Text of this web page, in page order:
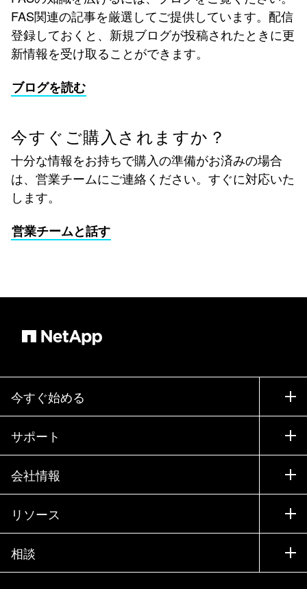
FAS関連の記事を厳選してご提供しています。配信
登録しておくと、新規ブログが投稿されたときに更
新情報を受け取ることができます。
ブログを読む
今すぐご購入されますか？
十分な情報をお持ちで購入の準備がお済みの場合
は、営業チームにご連絡ください。すぐに対応いた
します。
営業チームと話す
今すぐ始める
購入方法
営業チームへのお問い合わせ
パートナーを検索
エグゼクティブ ブリーフィング
製品A-Z
サポート
サポート
トレーニング
ドキュメント
ナレッジ ベース
コミュニティ
会社情報
会社情報
パートナー
採用情報
リソース
ニュースルーム
イベント
相談